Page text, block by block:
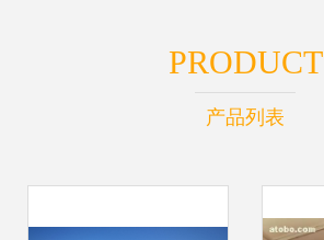
PRODUCT
产品列表